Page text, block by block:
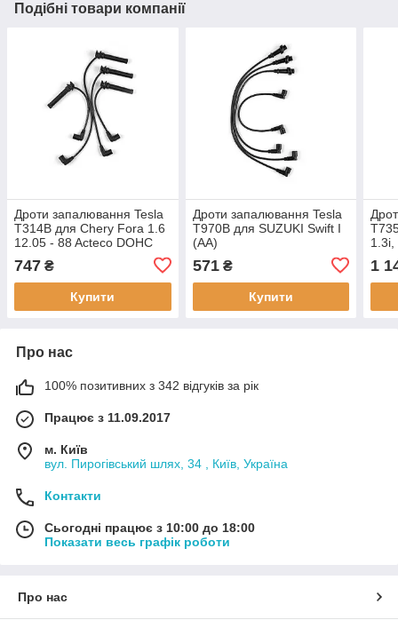
Подібні товари компанії
Дроти запалювання Tesla
T314B для Chery Fora 1.6
12.05 - 88 Acteco DOHC
747 ₴
Купити
Дроти запалювання Tesla
T970B для SUZUKI Swift I
(AA)
571₴
Купити
1.3i,
1
Про нас
100% позитивних з 342 відгуків за рік
Працює з 11.09.2017
м. Київ
вул. Пирогівський шлях, 34 , Київ, Україна
Контакти
Сьогодні працює з 10:00 до 18:00
Показати весь графік роботи
Про нас